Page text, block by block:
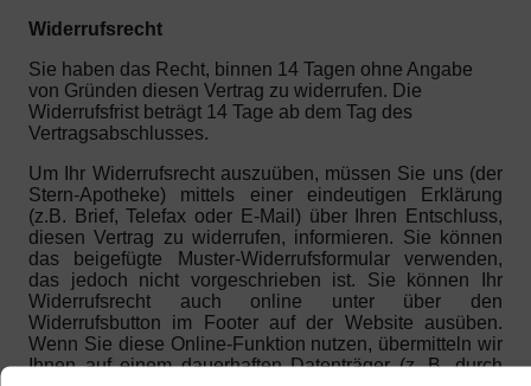
Widerrufsrecht
Sie haben das Recht, binnen 14 Tagen ohne Angabe
von Gründen diesen Vertrag zu widerrufen. Die
Widerrufsfrist beträgt 14 Tage ab dem Tag des
Vertragsabschlusses.
Um Ihr Widerrufsrecht auszuüben, müssen Sie uns (der
Stern-Apotheke) mittels einer eindeutigen Erklärung
(z.B. Brief, Telefax oder E-Mail) über Ihren Entschluss,
diesen Vertrag zu widerrufen, informieren. Sie können
das beigefügte Muster-Widerrufsformular verwenden,
das jedoch nicht vorgeschrieben ist. Sie können Ihr
Widerrufsrecht auch online unter über den
Widerrufsbutton im Footer auf der Website ausüben.
Wenn Sie diese Online-Funktion nutzen, übermitteln wir
Ihnen auf einem dauerhaften Datenträger (z. B. durch